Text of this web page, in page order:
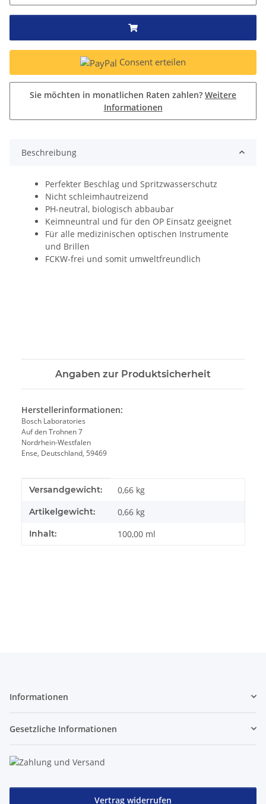
Consent erteilen
Sie möchten in monatlichen Raten zahlen? Weitere
Informationen
Beschreibung
Perfekter Beschlag und Spritzwasserschutz
Nicht schleimhautreizend
PH-neutral, biologisch abbaubar
Keimneuntral und für den OP Einsatz geeignet
Für alle medizinischen optischen Instrumente
und Brillen
FCKW-frei und somit umweltfreundlich
Angaben zur Produktsicherheit
Herstellerinformationen:
Bosch Laboratories
Auf den Trohnen 7
Nordrhein-Westfalen
Ense, Deutschland, 59469
Produkteigenschaft
Wert
Versandgewicht: 0,66 kg
Artikelgewicht: 0,66 kg
Inhalt: 100,00 ml
Informationen
Gesetzliche Informationen
Vertrag widerrufen